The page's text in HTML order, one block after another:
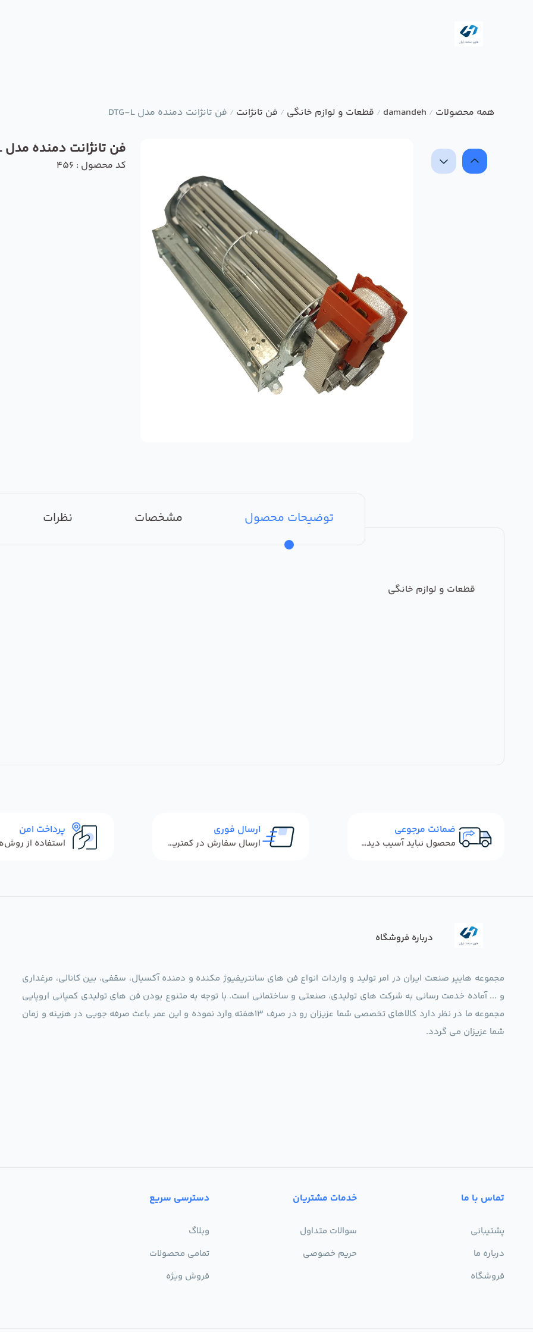
همه محصولات /
damandeh
/ قطعات و لوازم خانگی / فن تانژانت / فن تانژانت دمنده مدل DTG-L
فن تانژانت دمنده مدل DTG-L
کد محصول : 456
توضیحات محصول مشخصات نظرات
قطعات و لوازم خانگی
ضمانت مرجوعی
محصول نباید آسیب دیده باشد
ارسال فوری
ارسال سفارش در کمترین زمان ممکن
پرداخت امن
درباره فروشگاه
مجموعه هایپر صنعت ایران در امر تولید و واردات انواع فن های سانتریفیوژ مکنده و دمنده آکسیال، سقفی، بین کانالی، مرغداری
و ... آماده خدمت رسانی به شرکت های تولیدی، صنعتی و ساختمانی است. با توجه به متنوع بودن فن های تولیدی کمپانی اروپایی
مجموعه ما در نظر دارد کالاهای تخصصی شما عزیزان رو در صرف 13هفته وارد نموده و این عمر باعث صرفه جویی در هزینه و زمان
شما عزیزان می گردد.
تماس با ما
پشتیبانی
درباره ما
فروشگاه
خدمات مشتریان
سوالات متداول
حریم خصوصی
دسترسی سریع
وبلاگ
تمامی محصولات
فروش ویژه